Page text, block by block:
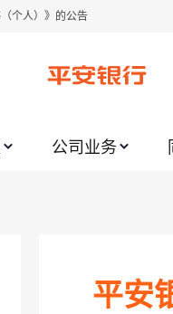
个人）》的公告
提示的通知
示
字信用卡的公告
公司业务
平安